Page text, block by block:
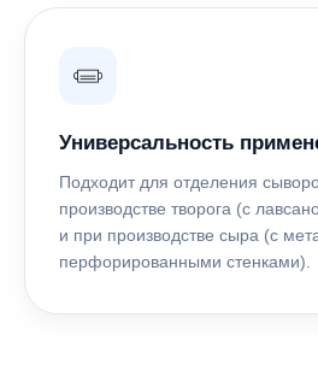
Универсальность
Подходит для отделения
производстве творога (с
и при производстве сыра (с
перфорированными стенками).